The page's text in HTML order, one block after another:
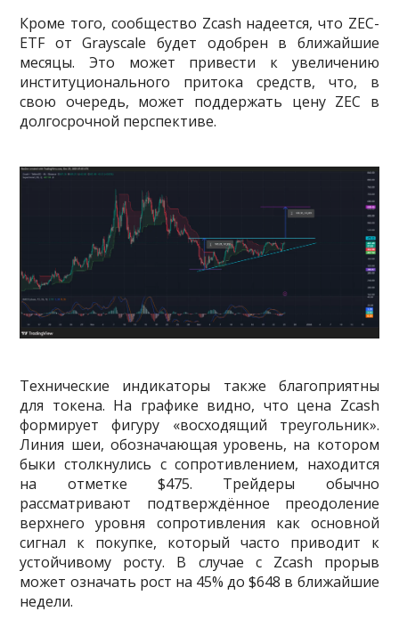
Кроме того, сообщество Zcash надеется, что ZEC-
ETF от Grayscale будет одобрен в ближайшие
месяцы. Это может привести к увеличению
институционального притока средств, что, в
свою очередь, может поддержать цену ZEC в
долгосрочной перспективе.
Технические индикаторы также благоприятны
для токена. На графике видно, что цена Zcash
формирует фигуру «восходящий треугольник».
Линия шеи, обозначающая уровень, на котором
быки столкнулись с сопротивлением, находится
на отметке $475. Трейдеры обычно
рассматривают подтверждённое преодоление
верхнего уровня сопротивления как основной
сигнал к покупке, который часто приводит к
устойчивому росту. В случае с Zcash прорыв
может означать рост на 45% до $648 в ближайшие
недели.